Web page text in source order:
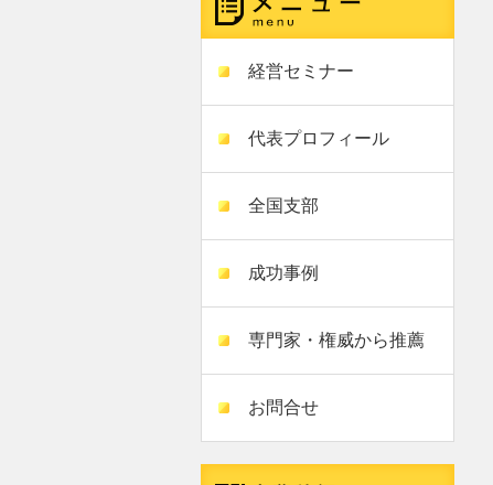
経営セミナー
代表プロフィール
全国支部
成功事例
専門家・権威から推薦
お問合せ